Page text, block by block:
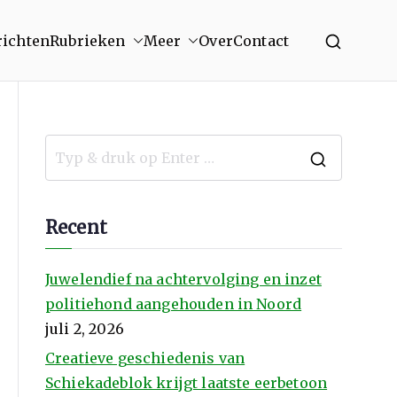
Rubrieken Meer OverContact
Recent
Juwelendief na achtervolging en inzet
politiehond aangehouden in Noord
juli 2, 2026
Creatieve geschiedenis van
Schiekadeblok krijgt laatste eerbetoon